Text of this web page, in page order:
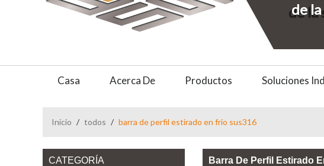
de
Casa Acerca De Productos Soluciones
Inicio / todos / barra de perfil estirado en frio sus316
CATEGORÍA Barra De Perfil Estirado